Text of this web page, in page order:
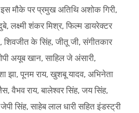
मौके पर प्रमुख अतिथि अशोक गिरी,
लक्ष्मी शंकर मिश्र, फिल्म डायरेक्टर
शिवजीत के सिंह, जीतू जी, संगीतकार
अयूब खान, साहिल जे अंसारी,
झा, पूनम राय, खुशबू यादव, अभिनेता
वैभव राय, बालेश्वर सिंह, जय सिंह,
सिंह, साहेब लाल धारी सहित इंडस्ट्री